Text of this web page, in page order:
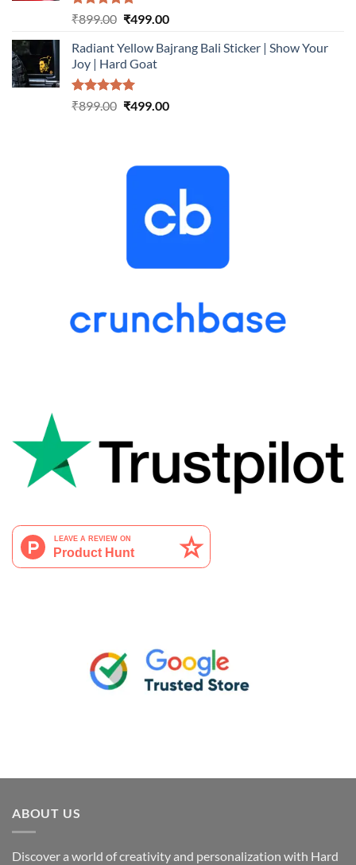
Rated5.00
₹899.00 Original
was:
₹899.00.
₹499.00Current
is:
Radiant Yellow Bajrang Bali Sticker | Show Your
Joy | Hard Goat
Rated5.00
₹899.00 Original
₹499.00Current
ABOUT US
Discover a world of creativity and personalization with Hard